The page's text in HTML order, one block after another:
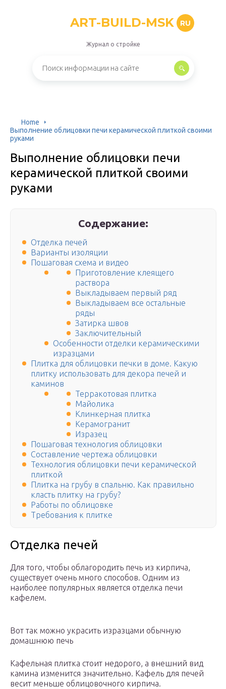
ART-BUILD-MSK RU
Журнал о стройке
Home
Выполнение облицовки печи керамической плиткой своими
руками
Выполнение облицовки печи
керамической плиткой своими
руками
Содержание:
Отделка печей
Варианты изоляции
Пошаговая схема и видео
Приготовление клеящего
раствора
Выкладываем первый ряд
Выкладываем все остальные
ряды
Затирка швов
Заключительный
Особенности отделки керамическими
изразцами
Плитка для облицовки печки в доме. Какую
плитку использовать для декора печей и
каминов
Терракотовая плитка
Майолика
Клинкерная плитка
Керамогранит
Изразец
Пошаговая технология облицовки
Составление чертежа облицовки
Технология облицовки печи керамической
плиткой
Плитка на грубу в спальню. Как правильно
класть плитку на грубу?
Работы по облицовке
Требования к плитке
Отделка печей
Для того, чтобы облагородить печь из кирпича,
существует очень много способов. Одним из
наиболее популярных является отделка печи
кафелем.
Вот так можно украсить изразцами обычную
домашнюю печь
Кафельная плитка стоит недорого, а внешний вид
камина изменится значительно. Кафель для печей
весит меньше облицовочного кирпича.